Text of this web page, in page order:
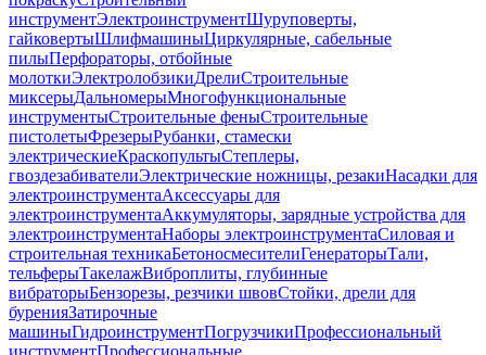
инструментЭлектроинструментШуруповерты,
гайковертыШлифмашиныЦиркулярные, сабельные
пилыПерфораторы, отбойные
молоткиЭлектролобзикиДрелиСтроительные
миксерыДальномерыМногофункциональные
инструментыСтроительные феныСтроительные
пистолетыФрезерыРубанки, стамески
электрическиеКраскопультыСтеплеры,
гвоздезабивателиЭлектрические ножницы, резакиНасадки для
электроинструментаАксессуары для
электроинструментаАккумуляторы, зарядные устройства для
электроинструментаНаборы электроинструментаСиловая и
строительная техникаБетоносмесителиГенераторыТали,
тельферыТакелажВиброплиты, глубинные
вибраторыБензорезы, резчики швовСтойки, дрели для
буренияЗатирочные
машиныГидроинструментПогрузчикиПрофессиональный
инструментПрофессиональные